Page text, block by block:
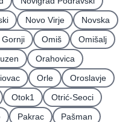
Novo Virje
Novska
Omiš
Omišalj
Orahovica
Orle
Oroslavje
Otok1
Otrić-Seoci
Pakrac
Pašman